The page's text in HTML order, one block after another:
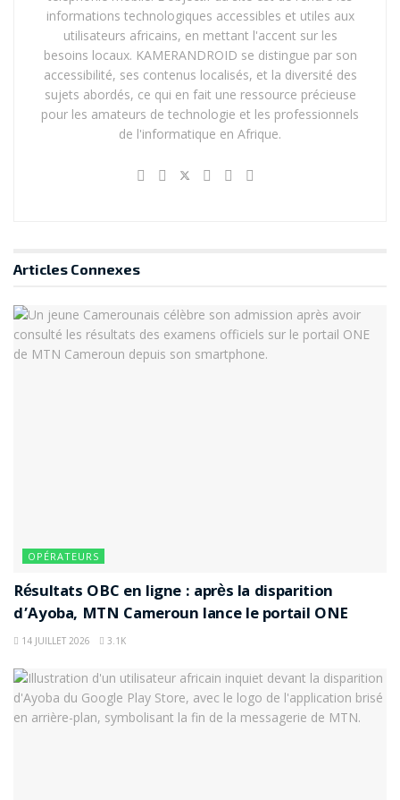
informations technologiques accessibles et utiles aux
utilisateurs africains, en mettant l'accent sur les
besoins locaux. KAMERANDROID se distingue par son
accessibilité, ses contenus localisés, et la diversité des
sujets abordés, ce qui en fait une ressource précieuse
pour les amateurs de technologie et les professionnels
de l'informatique en Afrique.
Articles Connexes
OPÉRATEURS
Résultats OBC en ligne : après la disparition
d’Ayoba, MTN Cameroun lance le portail ONE
14 JUILLET 2026 3.1K